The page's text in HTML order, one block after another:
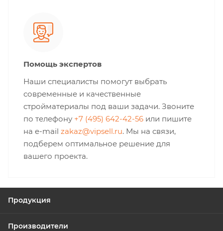
Помощь экспертов
Наши специалисты помогут выбрать
современные и качественные
стройматериалы под ваши задачи. Звоните
по телефону +7 (495) 642-42-56 или пишите
на e-mail zakaz@vipsell.ru. Мы на связи,
подберем оптимальное решение для
вашего проекта.
Продукция
Производители